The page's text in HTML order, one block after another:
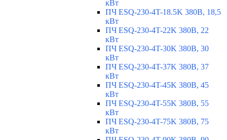
кВт
ПЧ ESQ-230-4T-18.5K 380В, 18,5
кВт
ПЧ ESQ-230-4T-22K 380В, 22
кВт
ПЧ ESQ-230-4T-30K 380В, 30
кВт
ПЧ ESQ-230-4T-37K 380В, 37
кВт
ПЧ ESQ-230-4T-45K 380В, 45
кВт
ПЧ ESQ-230-4T-55K 380В, 55
кВт
ПЧ ESQ-230-4T-75K 380В, 75
кВт